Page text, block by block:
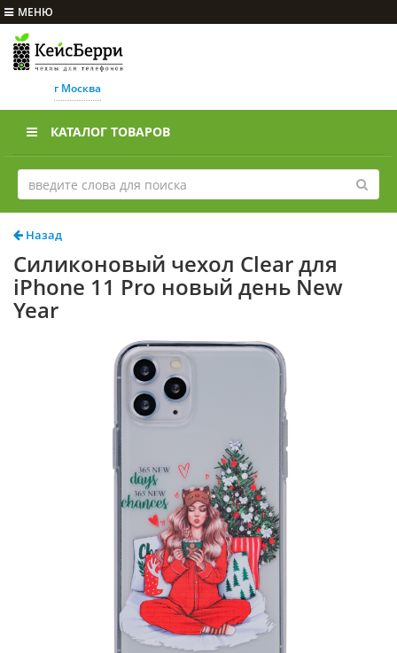
МЕНЮ
г Москва
КАТАЛОГ ТОВАРОВ
Назад
Силиконовый чехол Clear для
iPhone 11 Pro новый день New
Year